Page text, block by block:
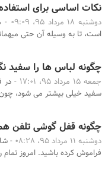
نکات اساسی برای
دوشنبه 18 مرداد 95، 09:09 -
است، تا به وسیله آن حتی
چگونه لباس ها را سفید
جمعه 15 مرداد 95، 17:01 -
در
سفید خیلی بیشتر می شود، چون
چگونه قفل گوشی تلفن
دوشنبه 11 مرداد 95، 08:28 -
فراموش کرده باشید. امروز